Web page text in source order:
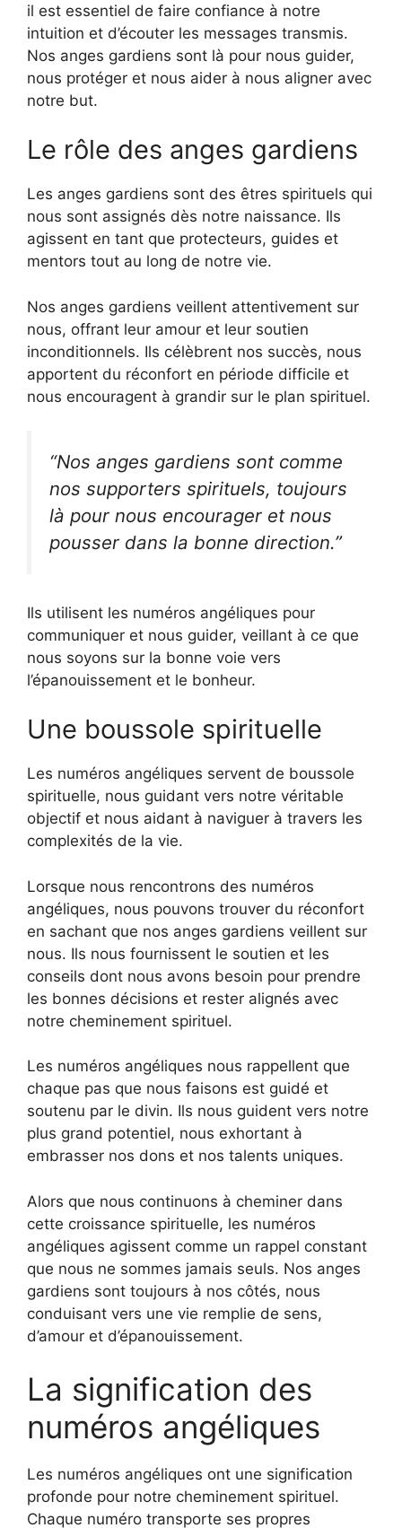
il est essentiel de faire confiance à notre
intuition et d’écouter les messages transmis.
Nos anges gardiens sont là pour nous guider,
nous protéger et nous aider à nous aligner avec
notre but.
Le rôle des anges gardiens
Les anges gardiens sont des êtres spirituels qui
nous sont assignés dès notre naissance. Ils
agissent en tant que protecteurs, guides et
mentors tout au long de notre vie.
Nos anges gardiens veillent attentivement sur
nous, offrant leur amour et leur soutien
inconditionnels. Ils célèbrent nos succès, nous
apportent du réconfort en période difficile et
nous encouragent à grandir sur le plan spirituel.
“Nos anges gardiens sont comme
nos supporters spirituels, toujours
là pour nous encourager et nous
pousser dans la bonne direction.”
Ils utilisent les numéros angéliques pour
communiquer et nous guider, veillant à ce que
nous soyons sur la bonne voie vers
l’épanouissement et le bonheur.
Une boussole spirituelle
Les numéros angéliques servent de boussole
spirituelle, nous guidant vers notre véritable
objectif et nous aidant à naviguer à travers les
complexités de la vie.
Lorsque nous rencontrons des numéros
angéliques, nous pouvons trouver du réconfort
en sachant que nos anges gardiens veillent sur
nous. Ils nous fournissent le soutien et les
conseils dont nous avons besoin pour prendre
les bonnes décisions et rester alignés avec
notre cheminement spirituel.
Les numéros angéliques nous rappellent que
chaque pas que nous faisons est guidé et
soutenu par le divin. Ils nous guident vers notre
plus grand potentiel, nous exhortant à
embrasser nos dons et nos talents uniques.
Alors que nous continuons à cheminer dans
cette croissance spirituelle, les numéros
angéliques agissent comme un rappel constant
que nous ne sommes jamais seuls. Nos anges
gardiens sont toujours à nos côtés, nous
conduisant vers une vie remplie de sens,
d’amour et d’épanouissement.
La signification des
numéros angéliques
Les numéros angéliques ont une signification
profonde pour notre cheminement spirituel.
Chaque numéro transporte ses propres